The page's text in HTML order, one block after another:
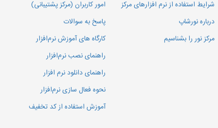
شرایط استفاده از نرم افزارهای مرکز
درباره نورشاپ
مرکز نور را بشناسیم
امور کاربران (مرکز پشتیبانی)
پاسخ به سوالات
کارگاه های آموزش نرم‌افزار
راهنمای نصب نرم‌افزار
راهنمای دانلود نرم افزار
نحوه فعال سازی نرم‌افزار
آموزش استفاده از کد تخفیف